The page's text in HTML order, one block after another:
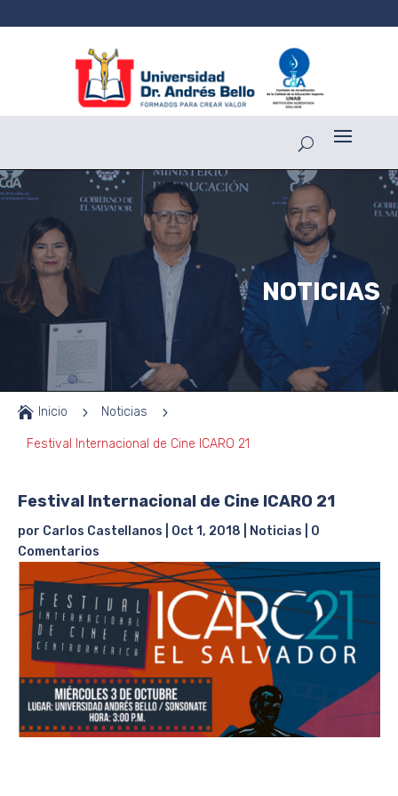
NOTICIAS
 Inicio 5 Noticias 5
Festival Internacional de Cine ICARO 21
Festival Internacional de Cine ICARO 21
por Carlos Castellanos Oct 1, 2018 Noticias
0
Comentarios